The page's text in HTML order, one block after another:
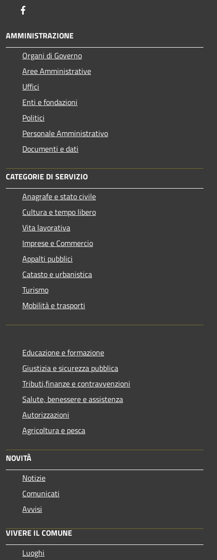
AMMINISTRAZIONE
Organi di Governo
Aree Amministrative
Uffici
Enti e fondazioni
Politici
Personale Amministrativo
Documenti e dati
CATEGORIE DI SERVIZIO
Anagrafe e stato civile
Cultura e tempo libero
Vita lavorativa
Imprese e Commercio
Appalti pubblici
Catasto e urbanistica
Turismo
Mobilità e trasporti
Educazione e formazione
Giustizia e sicurezza pubblica
Tributi,finanze e contravvenzioni
Salute, benessere e assistenza
Autorizzazioni
Agricoltura e pesca
NOVITÀ
Notizie
Comunicati
Avvisi
VIVERE IL COMUNE
Luoghi